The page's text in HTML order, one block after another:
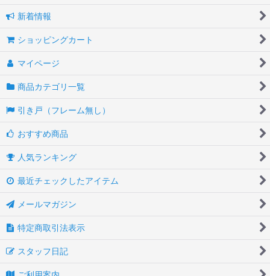
ガラスドア（フレーム有り）
ガラスドア関連商品
新着情報
ショッピングカート
マイページ
商品カテゴリ一覧
引き戸（フレーム無し）
おすすめ商品
人気ランキング
最近チェックしたアイテム
メールマガジン
特定商取引法表示
スタッフ日記